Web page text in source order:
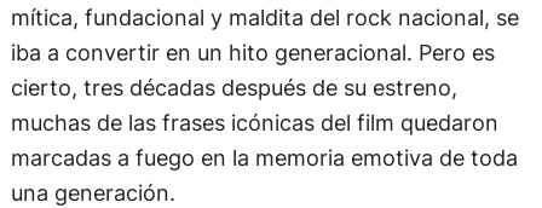
mítica, fundacional y maldita del rock nacional, se
iba a convertir en un hito generacional. Pero es
cierto, tres décadas después de su estreno,
muchas de las frases icónicas del film quedaron
marcadas a fuego en la memoria emotiva de toda
una generación.